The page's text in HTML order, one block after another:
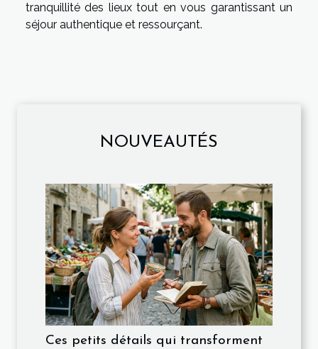
tranquillité des lieux tout en vous garantissant un
séjour authentique et ressourçant.
NOUVEAUTÉS
Ces petits détails qui transforment